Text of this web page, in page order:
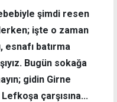
şimdi resen
işte o zaman
esnafı batırma
Bugün sokağa
gidin Girne
Lefkoşa çarşısına...